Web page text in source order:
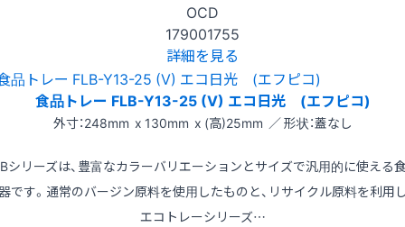
OCD
179001755
詳細を見る
食品トレー FLB-Y13-25 (V) エコ日光 (エフピコ)
外寸：248mm x 130mm x (高)25mm ／ 形状：蓋なし
シリーズは、豊富なカラーバリエーションとサイズで汎用的に使える
です。通常のバージン原料を使用したものと、リサイクル原料を利用
エコトレーシリーズ…